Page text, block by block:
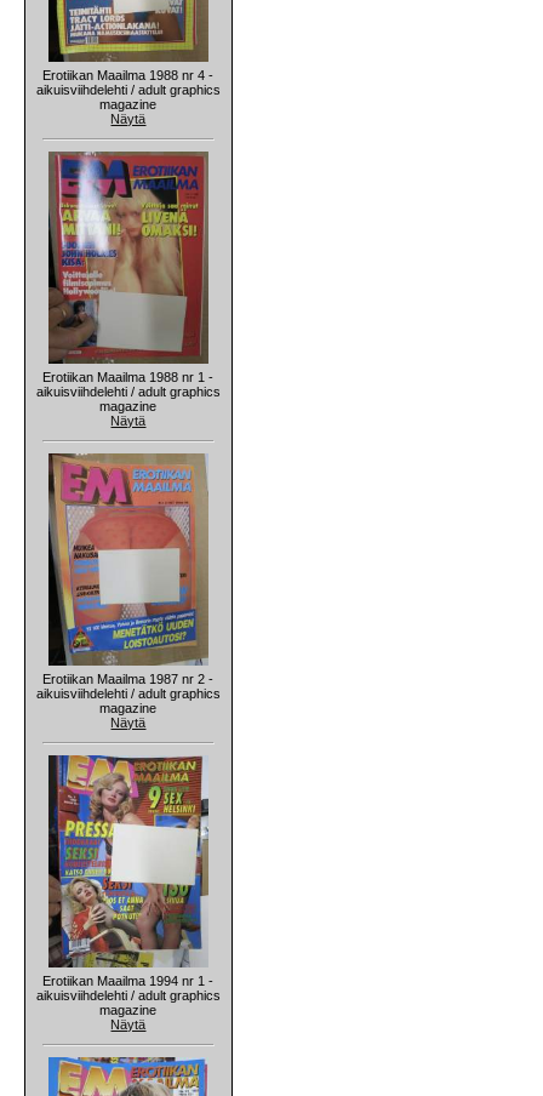
Erotiikan Maailma 1988 nr 4 -
aikuisviihdelehti / adult graphics
magazine
Näytä
Erotiikan Maailma 1988 nr 1 -
aikuisviihdelehti / adult graphics
magazine
Näytä
Erotiikan Maailma 1987 nr 2 -
aikuisviihdelehti / adult graphics
magazine
Näytä
Erotiikan Maailma 1994 nr 1 -
aikuisviihdelehti / adult graphics
magazine
Näytä